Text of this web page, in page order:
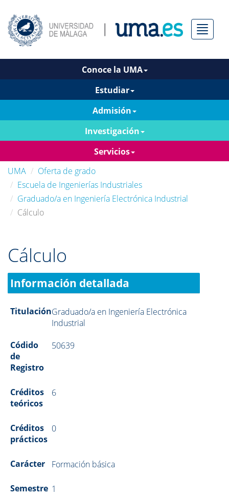
Menú
Conoce la UMA
Estudiar
Admisión
Investigación
Servicios
UMA
Oferta de grado
Escuela de Ingenierías Industriales
Graduado/a en Ingeniería Electrónica Industrial
Cálculo
Cálculo
Información detallada
TitulaciónGraduado/a en Ingeniería Electrónica
Industrial
Códido
de
Registro
50639
Créditos
teóricos
6
Créditos
prácticos
0
Carácter Formación básica
Semestre 1